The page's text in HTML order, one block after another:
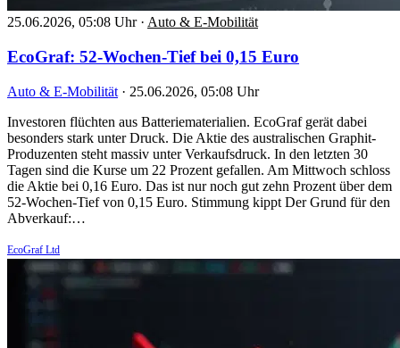
25.06.2026, 05:08 Uhr · Auto & E-Mobilität
EcoGraf: 52-Wochen-Tief bei 0,15 Euro
Auto & E-Mobilität · 25.06.2026, 05:08 Uhr
Investoren flüchten aus Batteriematerialien. EcoGraf gerät dabei
besonders stark unter Druck. Die Aktie des australischen Graphit-
Produzenten steht massiv unter Verkaufsdruck. In den letzten 30
Tagen sind die Kurse um 22 Prozent gefallen. Am Mittwoch schloss
die Aktie bei 0,16 Euro. Das ist nur noch gut zehn Prozent über dem
52-Wochen-Tief von 0,15 Euro. Stimmung kippt Der Grund für den
Abverkauf:…
EcoGraf Ltd